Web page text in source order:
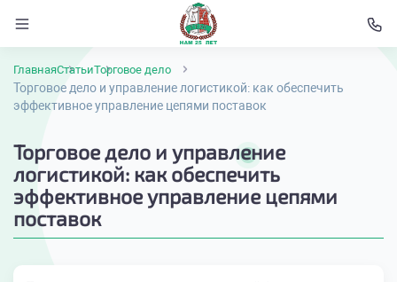
ГлавнаяСтатьиТорговое дело
Торговое дело и управление логистикой: как обеспечить
эффективное управление цепями поставок
Торговое дело и управление
логистикой: как обеспечить
эффективное управление цепями
поставок